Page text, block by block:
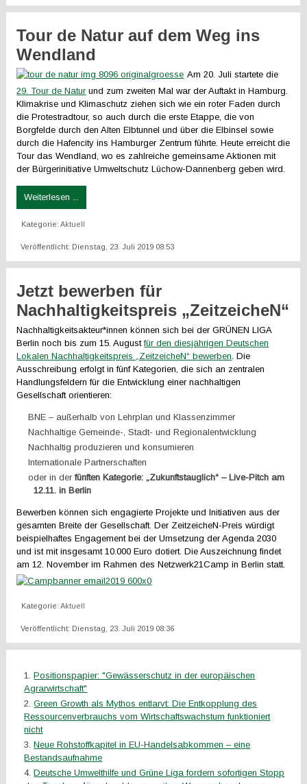
Tour de Natur auf dem Weg ins
Wendland
Am 20. Juli startete die
29. Tour de Natur und zum zweiten Mal war der Auftakt in Hamburg.
Klimakrise und Klimaschutz ziehen sich wie ein roter Faden durch
die Protestradtour, so auch durch die erste Etappe, die von
Borgfelde durch den Alten Elbtunnel und über die Elbinsel sowie
durch die Hafencity ins Hamburger Zentrum führte. Heute erreicht die
Tour das Wendland, wo es zahlreiche gemeinsame Aktionen mit
der Bürgerinitiative Umweltschutz Lüchow-Dannenberg geben wird.
Weiterlesen ...
Kategorie:Aktuell
Veröffentlicht: Dienstag, 23. Juli 2019 08:53
Jetzt bewerben für
Nachhaltigkeitspreis „ZeitzeicheN“
Nachhaltigkeitsakteur*innen können sich bei der GRÜNEN LIGA
Berlin noch bis zum 15. Augustfür den diesjährigen Deutschen
Lokalen Nachhaltigkeitspreis „ZeitzeicheN“ bewerben. Die
Ausschreibung erfolgt in fünf Kategorien, die sich an zentralen
Handlungsfeldern für die Entwicklung einer nachhaltigen
Gesellschaft orientieren:
BNE – außerhalb von Lehrplan und Klassenzimmer
Nachhaltige Gemeinde-, Stadt- und Regionalentwicklung
Nachhaltig produzieren und konsumieren
Internationale Partnerschaften
oder in der fünften Kategorie: „Zukunftstauglich“ – Live-Pitch am
12.11. in Berlin
Bewerben können sich engagierte Projekte und Initiativen aus der
gesamten Breite der Gesellschaft. Der ZeitzeicheN-Preis würdigt
beispielhaftes Engagement bei der Umsetzung der Agenda 2030
und ist mit insgesamt 10.000 Euro dotiert. Die Auszeichnung findet
am 12. November im Rahmen des Netzwerk21Camp in Berlin statt.
Kategorie:Aktuell
Veröffentlicht: Dienstag, 23. Juli 2019 08:36
Positionspapier: "Gewässerschutz in der europäischen
Agrarwirtschaft"
Green Growth als Mythos entlarvt: Die Entkopplung des
Ressourcenverbrauchs vom Wirtschaftswachstum funktioniert
nicht
Neue Rohstoffkapitel in EU-Handelsabkommen – eine
Bestandsaufnahme
Deutsche Umwelthilfe und Grüne Liga fordern sofortigen Stopp